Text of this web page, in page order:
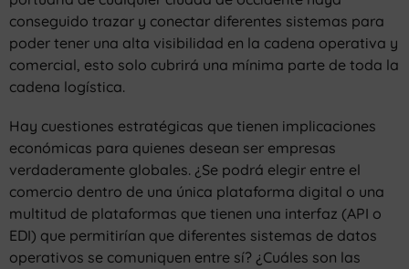
conseguido trazar y conectar diferentes sistemas para
poder tener una alta visibilidad en la cadena operativa y
comercial, esto solo cubrirá una mínima parte de toda la
cadena logística.
Hay cuestiones estratégicas que tienen implicaciones
económicas para quienes desean ser empresas
verdaderamente globales. ¿Se podrá elegir entre el
comercio dentro de una única plataforma digital o una
multitud de plataformas que tienen una interfaz (API o
EDI) que permitirían que diferentes sistemas de datos
operativos se comuniquen entre sí? ¿Cuáles son las